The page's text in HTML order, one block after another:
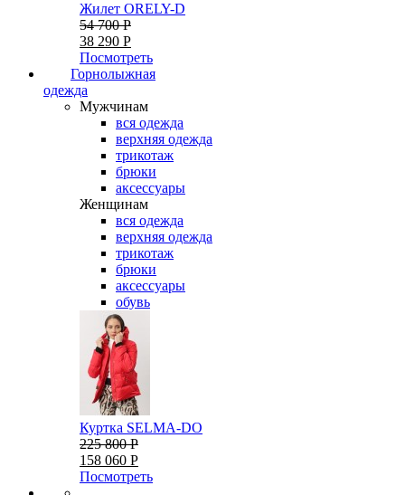
Жилет ORELY-D
54 700 Р
38 290 Р
Посмотреть
Горнолыжная
одежда
Мужчинам
вся одежда
верхняя одежда
трикотаж
брюки
аксессуары
Женщинам
вся одежда
верхняя одежда
трикотаж
брюки
аксессуары
обувь
Куртка SELMA-DO
225 800 Р
158 060 Р
Посмотреть